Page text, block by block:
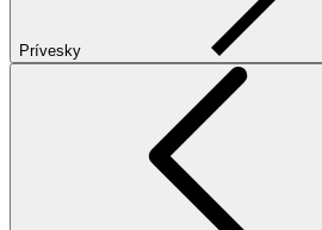
Prívesky